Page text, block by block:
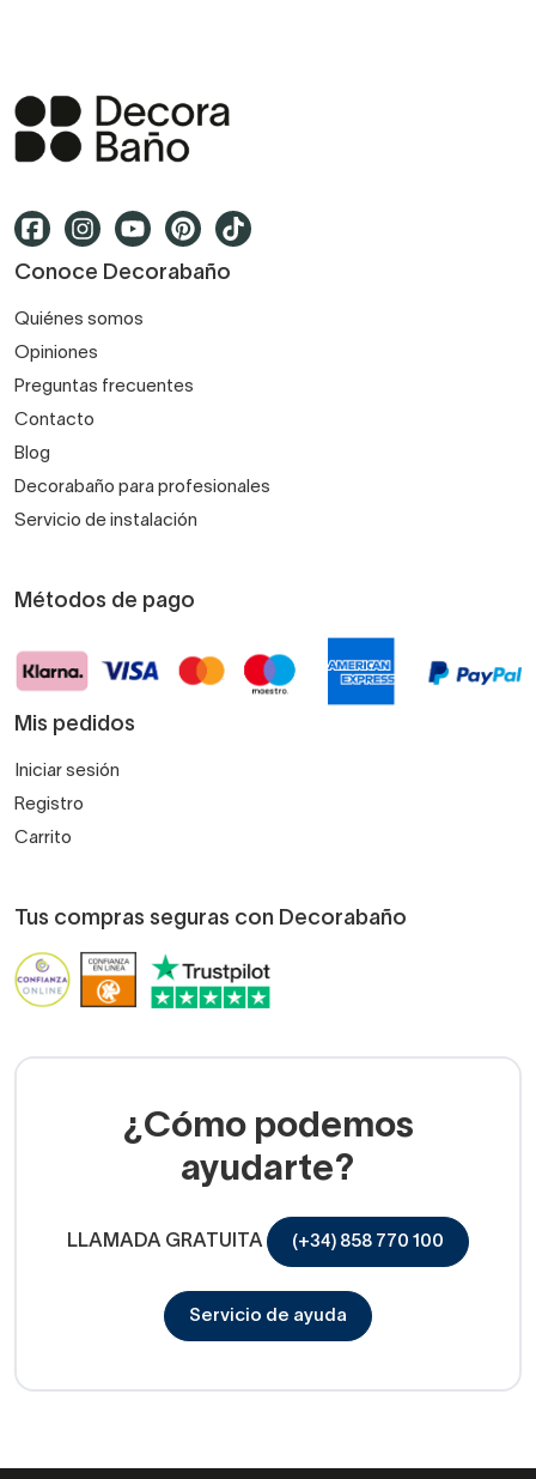
Conoce Decorabaño
Quiénes somos
Opiniones
Preguntas frecuentes
Contacto
Blog
Decorabaño para profesionales
Servicio de instalación
Métodos de pago
Mis pedidos
Iniciar sesión
Registro
Carrito
Tus compras seguras con Decorabaño
¿Cómo podemos
ayudarte?
LLAMADA GRATUITA (+34) 858 770 100
Servicio de ayuda